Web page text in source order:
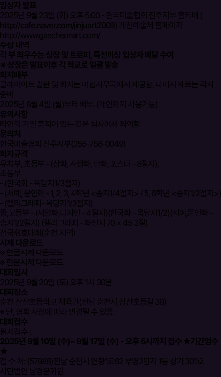
입상자 발표
2025년 9월 23일 (화) 오후 5:00 - 한국미술협회 진주지부 홈카페 (
http://cafe.naver.com/jinjuart2009) 개천예술제 홈페이지
http://www.gaecheonart.com/
수상 내역
각 부 최우수는 상장 및 트로피, 특선이상 입상자 메달 수여
※ 상장은 발표이후 각 학교로 일괄 발송
화지배부
클레이아트 밑판 및 화지는 미협사무국에서 제공함, 나머지 재료는 각자
준비
2025년 8월 4일 (월)부터 배부. (개인화지 사용가능)
유의사항
타인의 가필 흔적이 있는 것은 심사에서 제외함
문의처
한국미술협회 진주지부(055-758-0049)
화지규격
유치부, 초등부 - (상화, 사생화, 만화, 포스터 - 8절지),
초등부
- (한국화 - 옥당지1/3절지)
- (서예, 문인화 - 1, 2, 3, 4학년 <송지1/4절지> / 5, 6학년 <송지1/2절지>)
- (캘리그래피- 옥당지1/3절지)
중,고등부 - (서양화,디자인 - 4절지)(한국화 - 옥당지1/2)(서예,문인화 -
송지1/2절지) (캘리그래피 - 화선지 70 × 45 3절)
전국휘호대회(순천 지역)
시제 다운로드
※ 한글시제 다운로드
※ 한문시제 다운로드
대회일시
2025년 9월 20일 (토) 오후 1시 30분
대회장소
순천 삼산초등학교 체육관(전남 순천시 삼산초등길 39)
※ 단, 협회 사정에 따라 변경될 수 있음.
대회접수
원서접수 :
2025년 9월 10일 (수)~ 9월 17일 (수) - 오후 5시까지 접수 ★기간엄수
★
접 수 처: (57988)전남 순천시 연향1로62 부영2단지 1동 상가 301호
사단법인 남경문화원